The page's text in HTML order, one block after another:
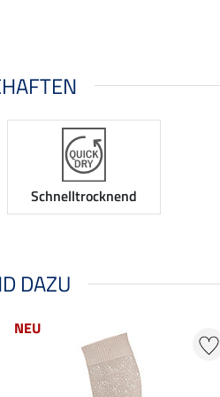
Schnelltrocknend
DAZU
NEU